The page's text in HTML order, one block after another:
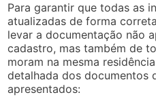
Para garantir que todas as
atualizadas de forma
levar a documentação não
cadastro, mas também de
moram na mesma
detalhada dos documentos
apresentados: